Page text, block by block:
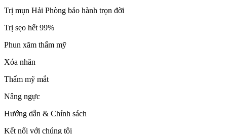
Trị mụn Hải Phòng bảo hành trọn đời
Trị sẹo hết 99%
Phun xăm thẩm mỹ
Xóa nhăn
Thẩm mỹ mắt
Nâng ngực
Hướng dẫn & Chính sách
Kết nối với chúng tôi